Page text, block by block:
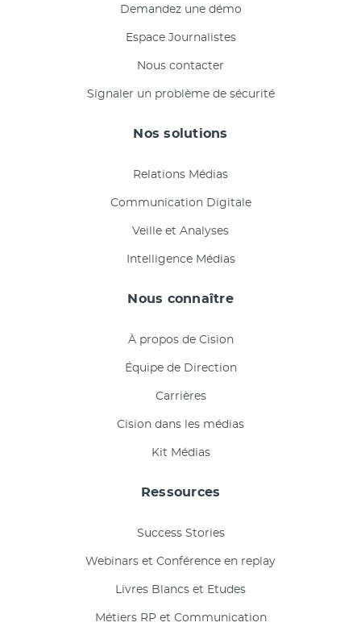
Demandez une démo
Espace Journalistes
Nous contacter
Signaler un problème de sécurité
Nos solutions
Relations Médias
Communication Digitale
Veille et Analyses
Intelligence Médias
Nous connaître
À propos de Cision
Équipe de Direction
Carrières
Cision dans les médias
Kit Médias
Ressources
Success Stories
Webinars et Conférence en replay
Livres Blancs et Etudes
Métiers RP et Communication